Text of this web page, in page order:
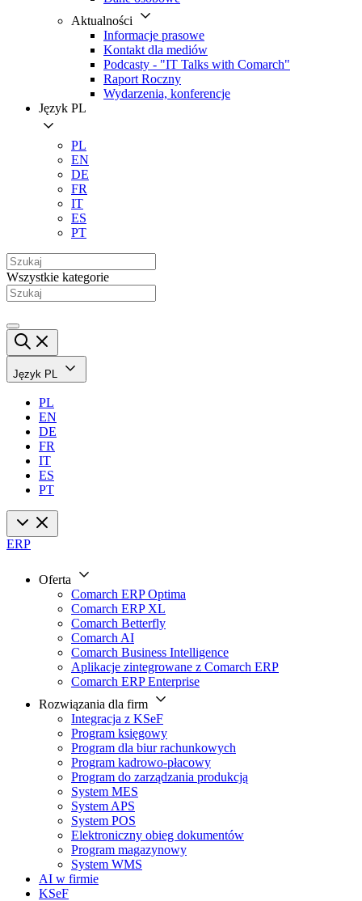
Aktualności
Informacje prasowe
Kontakt dla mediów
Podcasty - "IT Talks with Comarch"
Raport Roczny
Wydarzenia, konferencje
Język PL
PL
EN
DE
FR
IT
ES
PT
Wszystkie kategorie
Język PL
PL
EN
DE
FR
IT
ES
PT
ERP
Oferta
Comarch ERP Optima
Comarch ERP XL
Comarch Betterfly
Comarch AI
Comarch Business Intelligence
Aplikacje zintegrowane z Comarch ERP
Comarch ERP Enterprise
Rozwiązania dla firm
Integracja z KSeF
Program księgowy
Program dla biur rachunkowych
Program kadrowo-płacowy
Program do zarządzania produkcją
System MES
System APS
System POS
Elektroniczny obieg dokumentów
Program magazynowy
System WMS
AI w firmie
KSeF